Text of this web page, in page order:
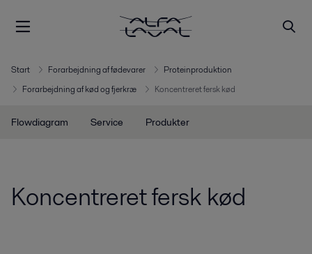
Start Forarbejdning af fødevarer
Proteinproduktion
Forarbejdning af kød og fjerkræ
Koncentreret fersk kød
Flowdiagram Service Produkter
Koncentreret fersk kød